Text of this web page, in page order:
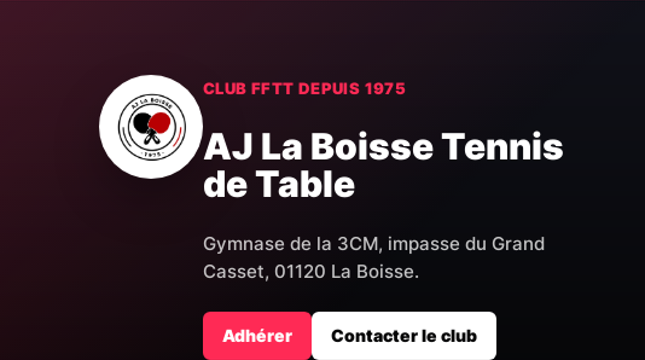
CLUB FFTT DEPUIS 1975
AJ La Boisse Tennis
de Table
Gymnase de la 3CM, impasse du Grand
Casset, 01120 La Boisse.
Adhérer Contacter le club